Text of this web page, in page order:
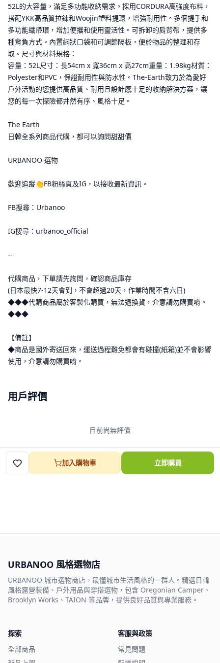
52L的大容量，滿足多功能收納需求。採用CORDURA高強度布料，
搭配YKK高品質拉鍊和Woojin塑料提環，增強耐用性。多個提手和
多功能織帶環，增加便攜和使用靈活性。可拆卸的肩背帶，提供多
種背負方式。內置網狀口袋和可調節隔板，便於物品的整理和存
取。尺寸與材料規格：
容量：52L尺寸：長54cm x 寬36cm x 高27cm重量：1.98kg材質：
Polyester和PVC，保證耐用性與防水性。The-Earth致力於為愛好
戶外活動的您提供高品質、耐用且設計感十足的收納解決方案，讓
您的每一次探險都井然有序、風格十足。
The Earth
日韓全系列商品代購，都可以詢問甜甜價
URBANOO 選物
歡迎追蹤👏FB粉絲頁及IG，以接收最新資訊。
FB搜尋：Urbanoo
IG搜尋：urbanoo_official
--
代購商品，下單請先詢問，確認商品庫存
(日本最快7-12天會到，不會超過20天，作業時間不含六日)
◆◆◆代購商品屬於客製化購買，無法退換貨，介意請勿購買唷。
◆◆◆
【備註】
◆商品是國外寄送回來，運送過程難免都會有碰撞(紙箱)並不會影響
使用，介意請勿購買唷。
用戶評價
目前尚無評價
加入購物車 立即購買
URBANOO 風格選物店
URBANOO 城市選物商店，最懂城市生活風格的一群人。精選日韓
風格露營裝備、戶外用品與穿搭選物，包含 Oregonian Camper、
Brooklyn Works、TAION 等品牌，提供良好品質與專業服務。
探索
全部商品
客服與政策
常見問題